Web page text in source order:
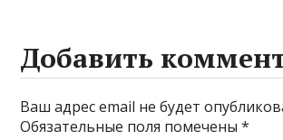
Добавить
Ваш адрес email не будет
Обязательные поля помечены*